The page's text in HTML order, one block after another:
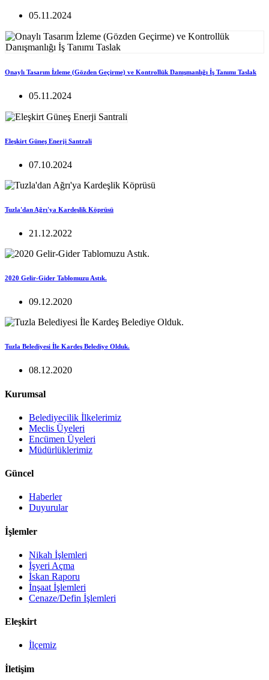
05.11.2024
Onaylı Tasarım İzleme (Gözden Geçirme) ve Kontrollük Danışmanlığı İş Tanımı Taslak
05.11.2024
Eleşkirt Güneş Enerji Santrali
07.10.2024
Tuzla'dan Ağrı'ya Kardeşlik Köprüsü
21.12.2022
2020 Gelir-Gider Tablomuzu Astık.
09.12.2020
Tuzla Belediyesi İle Kardeş Belediye Olduk.
08.12.2020
Kurumsal
Belediyecilik İlkelerimiz
Meclis Üyeleri
Encümen Üyeleri
Müdürlüklerimiz
Güncel
Haberler
Duyurular
İşlemler
Nikah İşlemleri
İşyeri Açma
İskan Raporu
İnşaat İşlemleri
Cenaze/Defin İşlemleri
Eleşkirt
İlçemiz
İletişim